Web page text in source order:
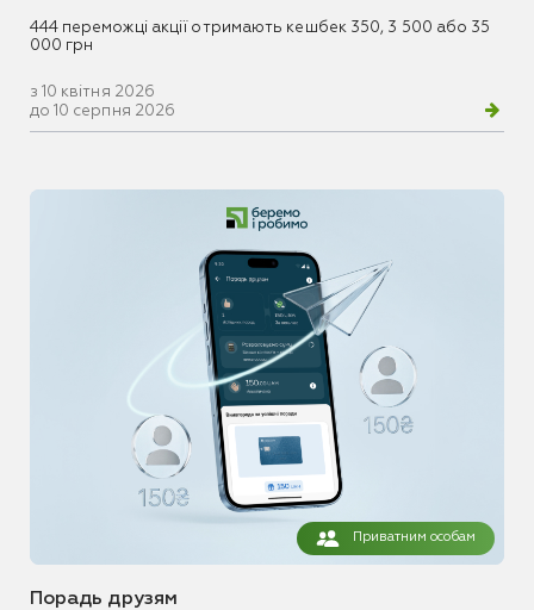
444 переможці акції отримають кешбек 350, 3 500 або 35
000 грн
з 10 квітня 2026
до 10 серпня 2026
Приватним особам
Порадь друзям